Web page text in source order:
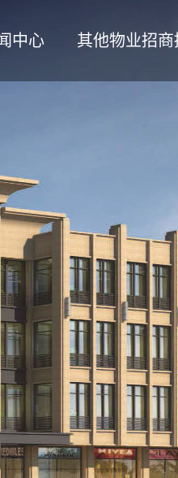
中心 其他物业招商